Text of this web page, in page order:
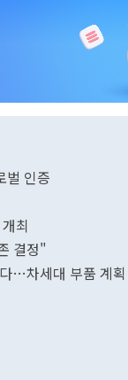
벌 인증
최
결정"
…차세대 부품 계획